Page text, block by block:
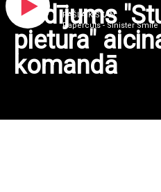
PAŠLAIK SKAN
Papercuts - Sinister Smile
Radījums
pietura"
komandā